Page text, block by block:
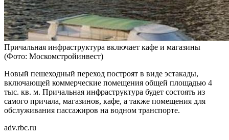
Причальная инфраструктура включает кафе и магазины
(Фото: Москомстройинвест)
Новый пешеходный переход построят в виде эстакады,
включающей коммерческие помещения общей площадью 4
тыс. кв. м. Причальная инфраструктура будет состоять из
самого причала, магазинов, кафе, а также помещения для
обслуживания пассажиров на водном транспорте.
adv.rbc.ru